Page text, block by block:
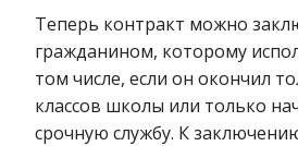
Теперь контракт можно
гражданином, которому
том числе, если он окончил
классов школы или только
срочную службу. К